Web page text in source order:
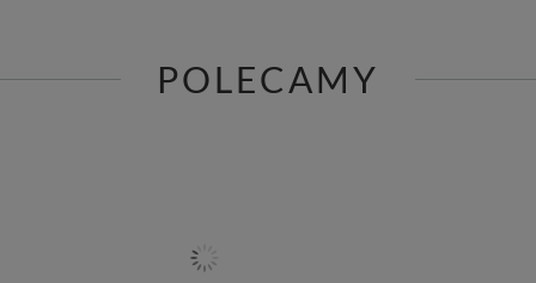
POLECAMY